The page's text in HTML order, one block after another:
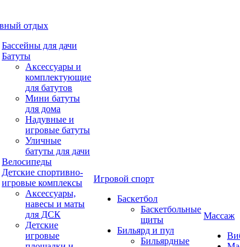
отдых
Бассейны для дачи
Батуты
Аксессуары и
комплектующие
для батутов
Мини батуты
для дома
Надувные и
игровые батуты
Уличные
батуты для дачи
Велосипеды
Детские спортивно-
игровые комплексы
Аксессуары,
навесы и маты
для ДСК
Детские
игровые
Игровой спорт
Баскетбол
Баскетбольные
щиты
Бильярд и пул
Бильярдные
Массаж